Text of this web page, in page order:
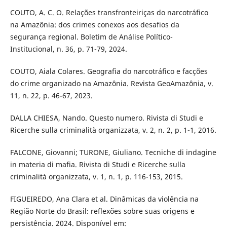
COUTO, A. C. O. Relações transfronteiriças do narcotráfico
na Amazônia: dos crimes conexos aos desafios da
segurança regional. Boletim de Análise Político-
Institucional, n. 36, p. 71-79, 2024.
COUTO, Aiala Colares. Geografia do narcotráfico e facções
do crime organizado na Amazônia. Revista GeoAmazônia, v.
11, n. 22, p. 46-67, 2023.
DALLA CHIESA, Nando. Questo numero. Rivista di Studi e
Ricerche sulla criminalità organizzata, v. 2, n. 2, p. 1-1, 2016.
FALCONE, Giovanni; TURONE, Giuliano. Tecniche di indagine
in materia di mafia. Rivista di Studi e Ricerche sulla
criminalità organizzata, v. 1, n. 1, p. 116-153, 2015.
FIGUEIREDO, Ana Clara et al. Dinâmicas da violência na
Região Norte do Brasil: reflexões sobre suas origens e
persistência. 2024. Disponível em: